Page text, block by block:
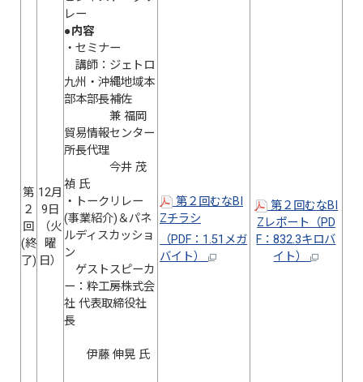
第
２
回
(終
了)
12月
9日
（火
曜
日）
レー
●内容
・セミナー
講師：ジェトロ
九州・沖縄地域本
部本部長補佐
兼 福岡
貿易情報センター
所長代理
今井 茂
禎 氏
・トークリレー
(事業紹介)＆パネ
ルディスカッショ
ン
ゲストスピーカ
ー：粋工房株式会
社 代表取締役社
長
伊藤 伸晃 氏
第２回むなBI
Zチラシ
（PDF：1.51メガ
バイト）
第２回むなBI
Zレポート（PD
F：832.3キロバ
イト）